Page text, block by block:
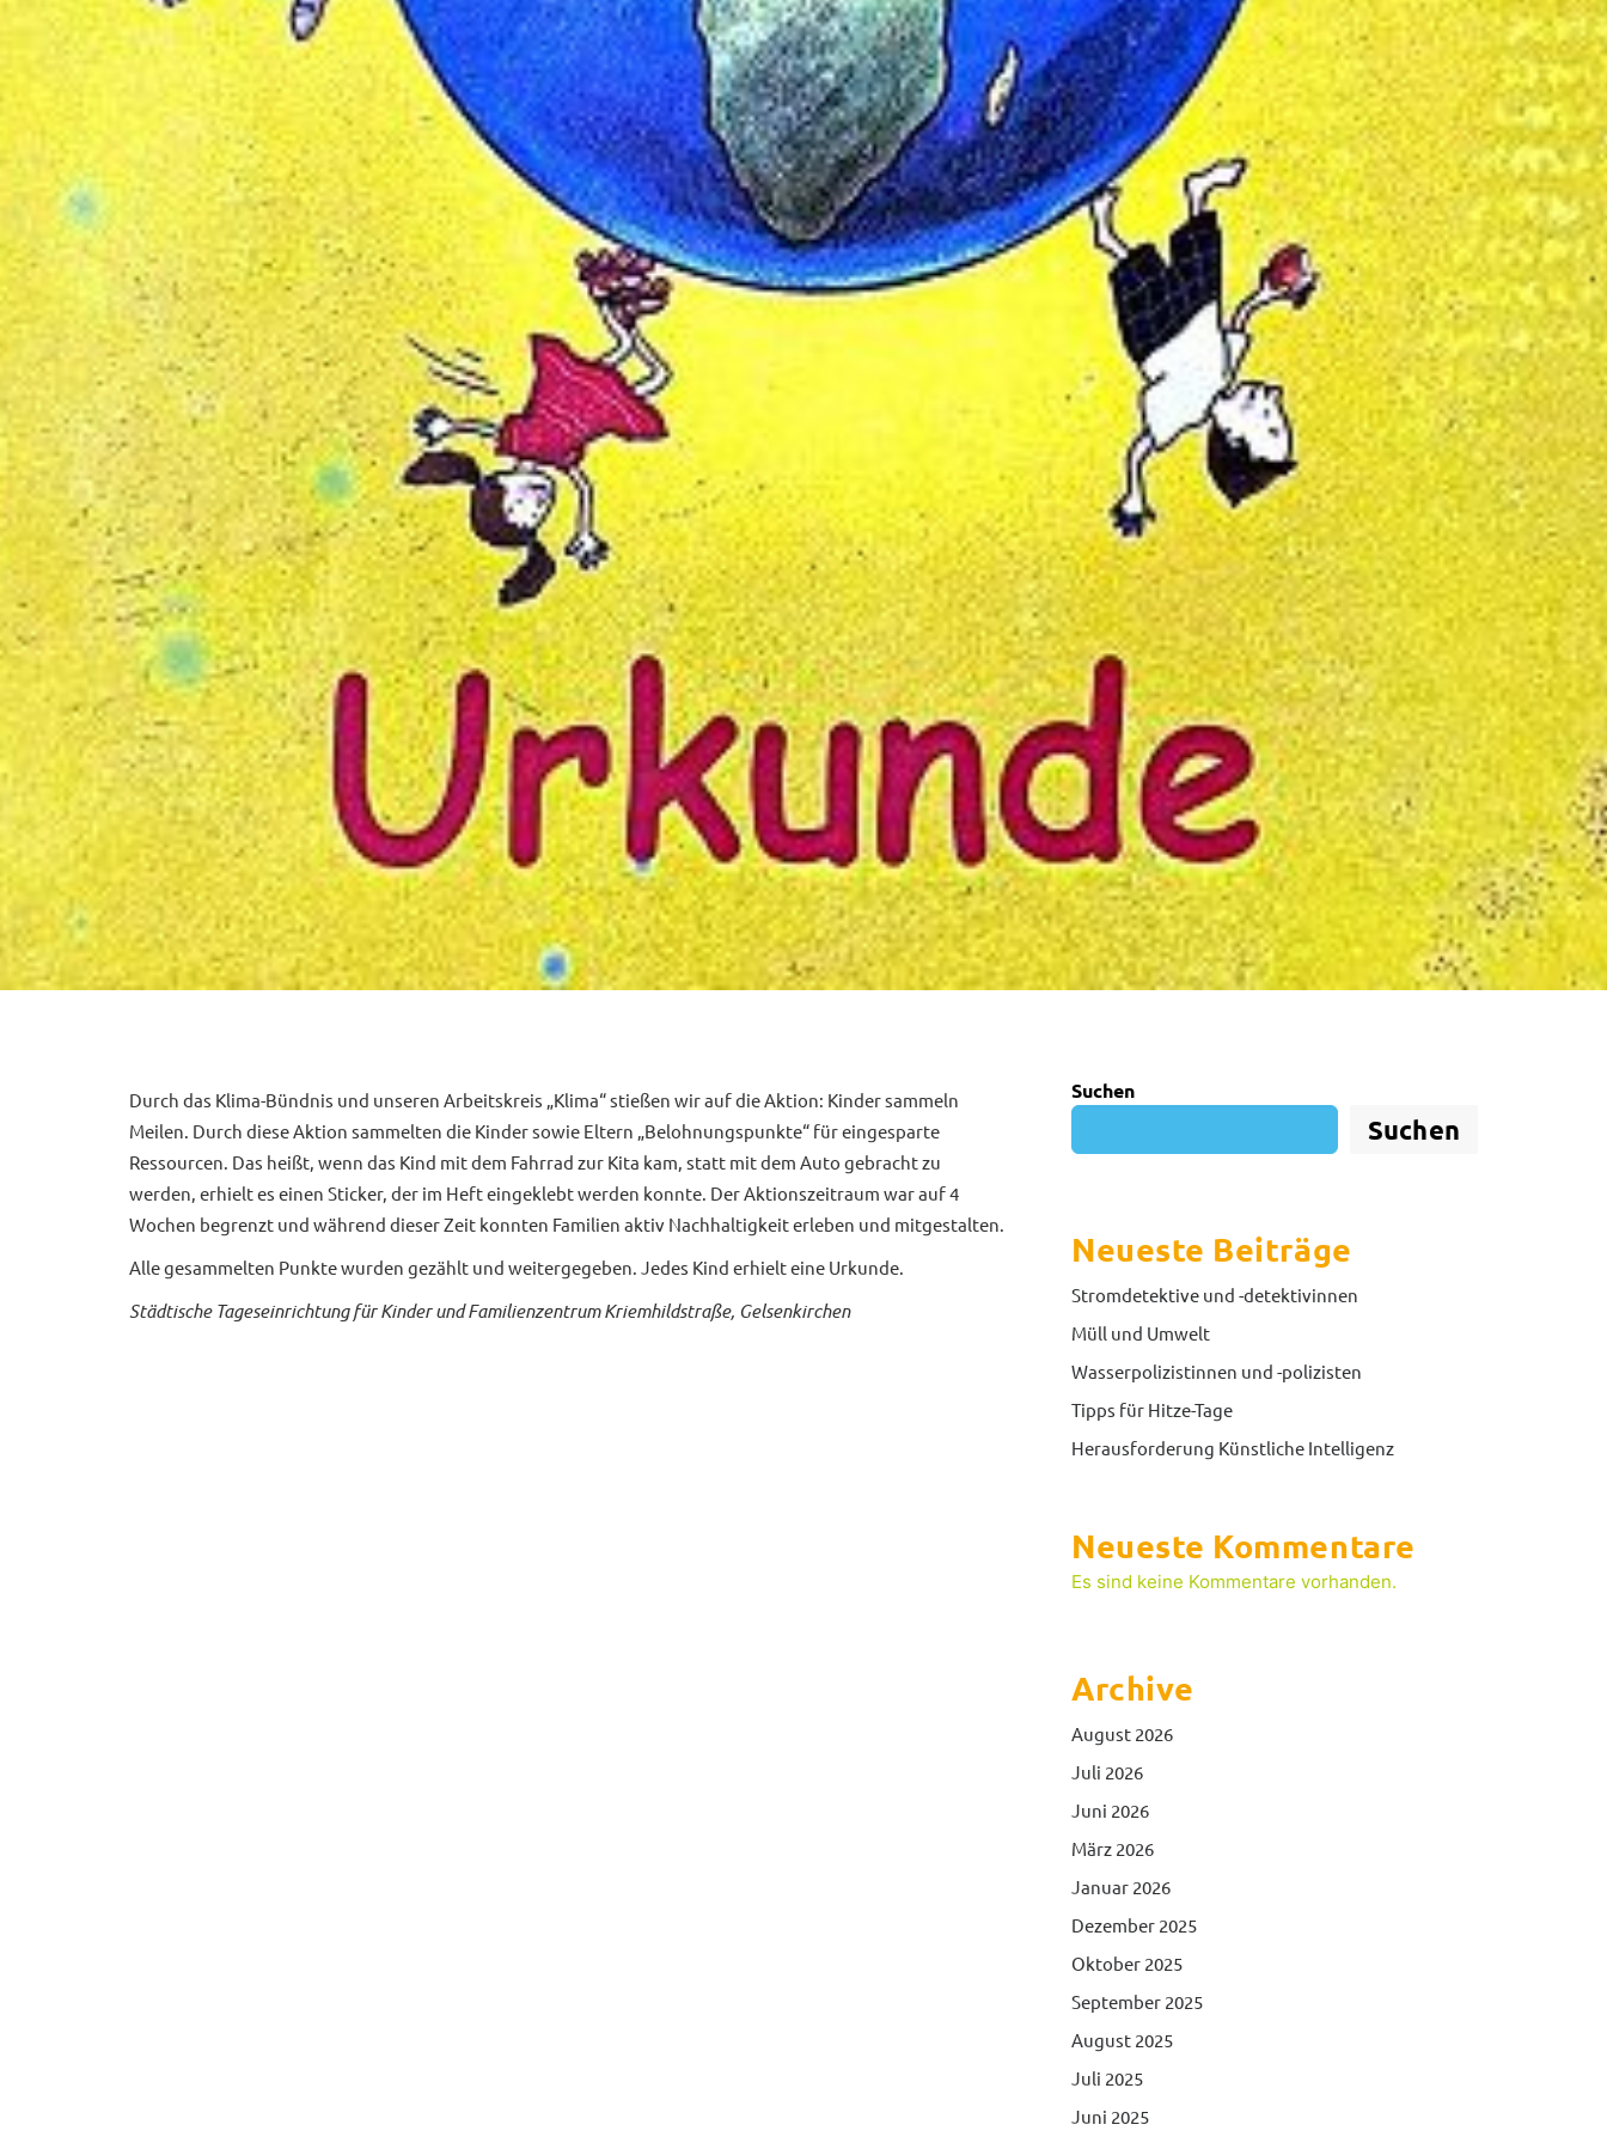
Durch das Klima-Bündnis und unseren Arbeitskreis „Klima“ stießen wir auf die Aktion: Kinder sammeln
Meilen. Durch diese Aktion sammelten die Kinder sowie Eltern „Belohnungspunkte“ für eingesparte
Ressourcen. Das heißt, wenn das Kind mit dem Fahrrad zur Kita kam, statt mit dem Auto gebracht zu
werden, erhielt es einen Sticker, der im Heft eingeklebt werden konnte. Der Aktionszeitraum war auf 4
Wochen begrenzt und während dieser Zeit konnten Familien aktiv Nachhaltigkeit erleben und mitgestalten.
Alle gesammelten Punkte wurden gezählt und weitergegeben. Jedes Kind erhielt eine Urkunde.
Städtische Tageseinrichtung für Kinder und Familienzentrum Kriemhildstraße, Gelsenkirchen
Suchen
Suchen
Neueste Beiträge
Stromdetektive und -detektivinnen
Müll und Umwelt
Wasserpolizistinnen und -polizisten
Tipps für Hitze-Tage
Herausforderung Künstliche Intelligenz
Neueste Kommentare
Es sind keine Kommentare vorhanden.
Archive
August 2026
Juli 2026
Juni 2026
März 2026
Januar 2026
Dezember 2025
Oktober 2025
September 2025
August 2025
Juli 2025
Juni 2025